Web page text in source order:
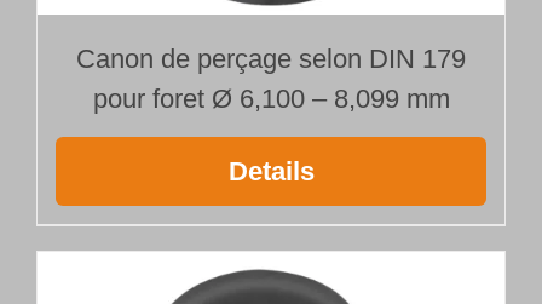
Canon de perçage selon DIN 179
pour foret Ø 6,100 – 8,099 mm
Details